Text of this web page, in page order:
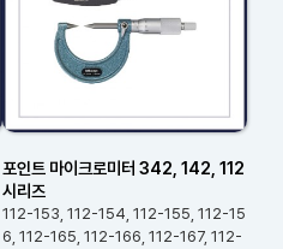
포인트 마이크로미터 342, 142, 112
시리즈
112-153, 112-154, 112-155, 112-15
6, 112-165, 112-166, 112-167, 112-